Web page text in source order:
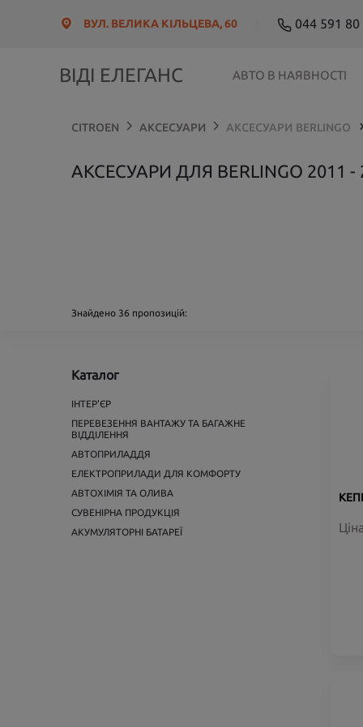
ВУЛ. ВЕЛИКА КІЛЬЦЕВА, 60 044 591 80
ВІДІ ЕЛЕГАНС АВТО В НАЯВНОСТІ
CITROEN АКСЕСУАРИ АКСЕСУАРИ BERLINGO ❯
АКСЕСУАРИ ДЛЯ BERLINGO 2011 -
Знайдено 36 пропозицій:
Каталог
ІНТЕР'ЄР
ПЕРЕВЕЗЕННЯ ВАНТАЖУ ТА БАГАЖНЕ
ВІДДІЛЕННЯ
АВТОПРИЛАДДЯ
ЕЛЕКТРОПРИЛАДИ ДЛЯ КОМФОРТУ
АВТОХІМІЯ ТА ОЛИВА
СУВЕНІРНА ПРОДУКЦІЯ
АКУМУЛЯТОРНІ БАТАРЕЇ